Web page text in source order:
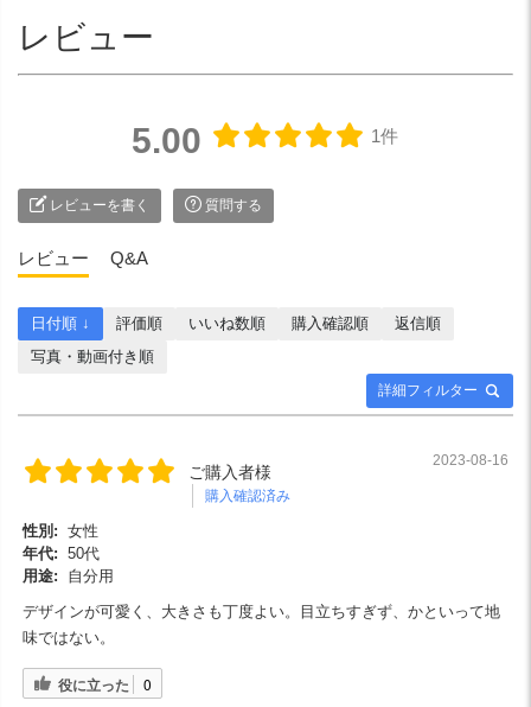
レビュー
5.00 1件
レビューを書く 質問する
レビュー Q&A
詳細フィルター
日付順 ↓ 評価順 いいね数順 購入確認順
返信順
写真・動画付き順
ご購入者様
購入確認済み
2023-08-16
性別: 女性
年代: 50代
用途:
自分用
デザインが可愛く、大きさも丁度よい。目立ちすぎず、かといって地
味ではない。
役に立った 0